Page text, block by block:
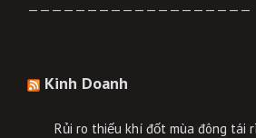
———————————————————
Kinh Doanh
Rủi ro thiếu khí đốt mùa đông tái